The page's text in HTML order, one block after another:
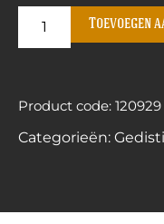
Toevoegen
Product code: 120929
Categorieën: